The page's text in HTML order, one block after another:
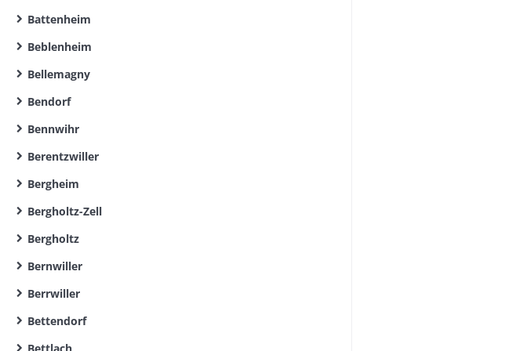
Battenheim
Beblenheim
Bellemagny
Bendorf
Bennwihr
Berentzwiller
Bergheim
Bergholtz-Zell
Bergholtz
Bernwiller
Berrwiller
Bettendorf